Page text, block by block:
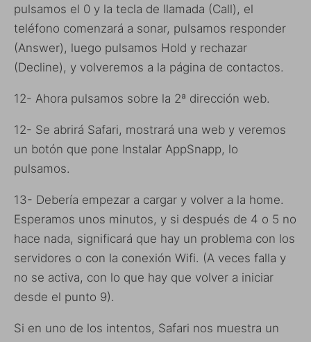
pulsamos el 0 y la tecla de llamada (Call), el
teléfono comenzará a sonar, pulsamos responder
(Answer), luego pulsamos Hold y rechazar
(Decline), y volveremos a la página de contactos.
12- Ahora pulsamos sobre la 2ª dirección web.
12- Se abrirá Safari, mostrará una web y veremos
un botón que pone Instalar AppSnapp, lo
pulsamos.
13- Debería empezar a cargar y volver a la home.
Esperamos unos minutos, y si después de 4 o 5 no
hace nada, significará que hay un problema con los
servidores o con la conexión Wifi. (A veces falla y
no se activa, con lo que hay que volver a iniciar
desde el punto 9).
Si en uno de los intentos, Safari nos muestra un